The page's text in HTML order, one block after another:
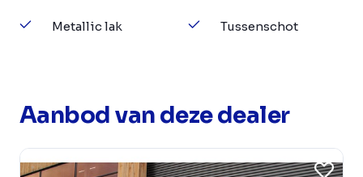
Metallic lak Tussenschot
Aanbod van deze dealer